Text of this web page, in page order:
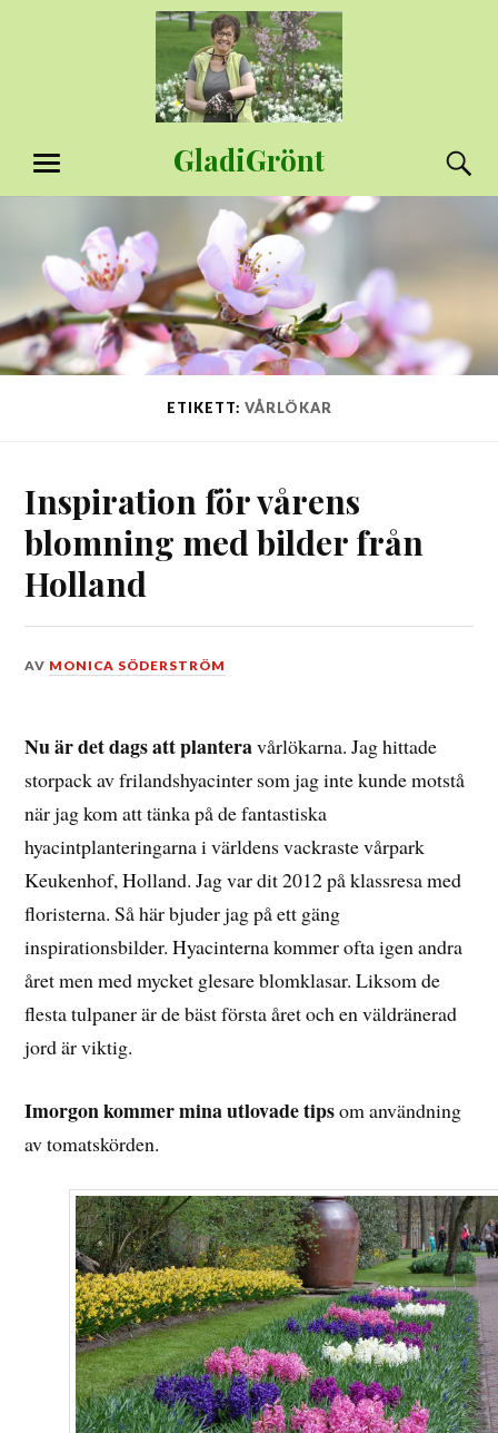
GladiGrönt
MENY
ETIKETT: VÅRLÖKAR
Inspiration för vårens
blomning med bilder från
Holland
DEN
2018
AV MONICA SÖDERSTRÖM
Nu är det dags att planteravårlökarna. Jag hittade
storpack av frilandshyacinter som jag inte kunde motstå
när jag kom att tänka på de fantastiska
hyacintplanteringarna i världens vackraste vårpark
Keukenhof, Holland. Jag var dit 2012 på klassresa med
floristerna. Så här bjuder jag på ett gäng
inspirationsbilder. Hyacinterna kommer ofta igen andra
året men med mycket glesare blomklasar. Liksom de
flesta tulpaner är de bäst första året och en väldränerad
jord är viktig.
Imorgon kommer mina utlovade tipsom användning
av tomatskörden.